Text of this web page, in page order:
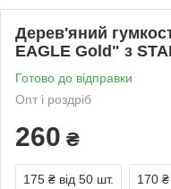
Дерев'яний
EAGLE Gold" з
Готово до відправки
Опт і роздріб
260 ₴
175 ₴ від 50 шт. 170 ₴